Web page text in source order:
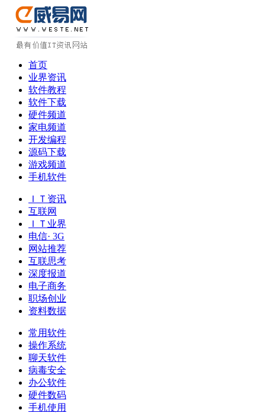
首页
业界资讯
软件教程
软件下载
硬件频道
家电频道
开发编程
源码下载
游戏频道
手机软件
ＩＴ资讯
互联网
ＩＴ业界
电信· 3G
网站推荐
互联思考
深度报道
电子商务
职场创业
资料数据
常用软件
操作系统
聊天软件
病毒安全
办公软件
硬件数码
手机使用